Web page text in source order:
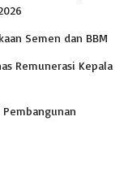
Semen dan BBM
Remunerasi Kepala